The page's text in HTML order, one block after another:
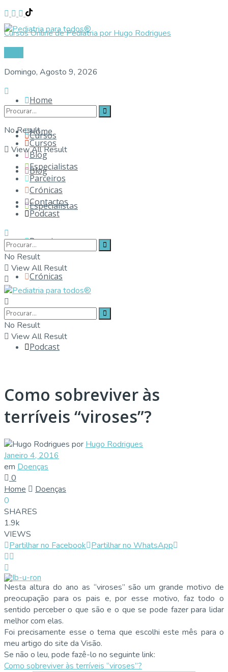
Cursos Online de Pediatria por Hugo Rodrigues
Domingo, Agosto 9, 2026
No Result
View All Result
Home
Cursos
Blog
Especialistas
Parceiros
Crónicas
Contactos
Podcast
Home
Cursos
Blog
Especialistas
Parceiros
Crónicas
Contactos
Podcast
No Result
View All Result
No Result
View All Result
Como sobreviver às
terríveis “viroses”?
por Hugo Rodrigues
Janeiro 4, 2016
em Doenças
0
Home
Doenças
0
SHARES
1.9k
VIEWS
Partilhar no Facebook Partilhar no WhatsApp
Nesta altura do ano as “viroses” são um grande motivo de
preocupação para os pais e, por esse motivo, faz todo o
sentido perceber o que são e o que se pode fazer para lidar
melhor com elas.
Foi precisamente esse o tema que escolhi este mês para o
meu artigo do site da Visão.
Se não o leu, pode fazê-lo no seguinte link:
Como sobreviver às terríveis “viroses”?